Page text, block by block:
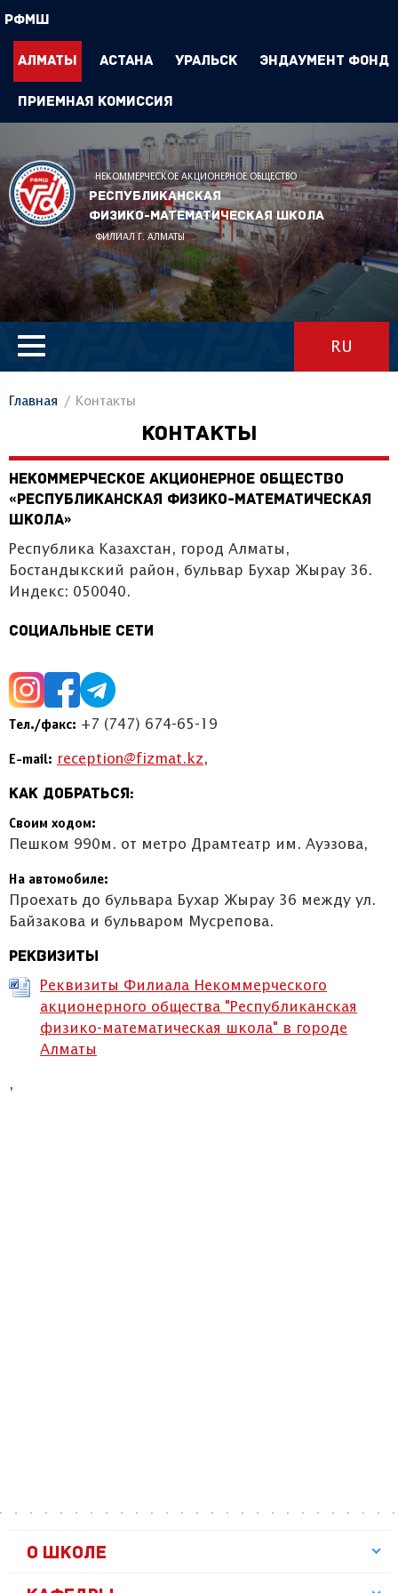
РФМШ
Алматы Астана Уральск Эндаумент Фонд
Приемная комиссия
НЕКОММЕРЧЕСКОЕ АКЦИОНЕРНОЕ ОБЩЕСТВО
Республиканская
физико-математическая школа
ФИЛИАЛ Г. АЛМАТЫ
RU
Главная Контакты
КОНТАКТЫ
Некоммерческое акционерное общество
«Республиканская физико-математическая
школа»
Республика Казахстан, город Алматы,
Бостандыкский район, бульвар Бухар Жырау 36.
Индекс: 050040.
Социальные сети
Тел./факс: +7 (747) 674-65-19
E-mail: reception@fizmat.kz ,
Как добраться:
Своим ходом:
Пешком 990м. от метро Драмтеатр им. Ауэзова,
На автомобиле:
Проехать до бульвара Бухар Жырау 36 между ул.
Байзакова и бульваром Мусрепова.
Реквизиты
Реквизиты Филиала Некоммерческого
акционерного общества "Республиканская
физико-математическая школа" в городе
Алматы
,
О ШКОЛЕ